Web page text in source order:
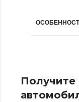
Получите